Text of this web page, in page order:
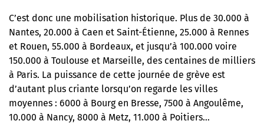
C’est donc une mobilisation historique. Plus de 30.000 à
Nantes, 20.000 à Caen et Saint-Étienne, 25.000 à Rennes
et Rouen, 55.000 à Bordeaux, et jusqu’à 100.000 voire
150.000 à Toulouse et Marseille, des centaines de milliers
à Paris. La puissance de cette journée de grève est
d’autant plus criante lorsqu’on regarde les villes
moyennes : 6000 à Bourg en Bresse, 7500 à Angoulême,
10.000 à Nancy, 8000 à Metz, 11.000 à Poitiers…